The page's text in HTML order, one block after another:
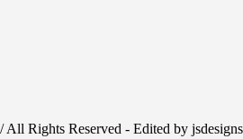
Rights Reserved - Edited by